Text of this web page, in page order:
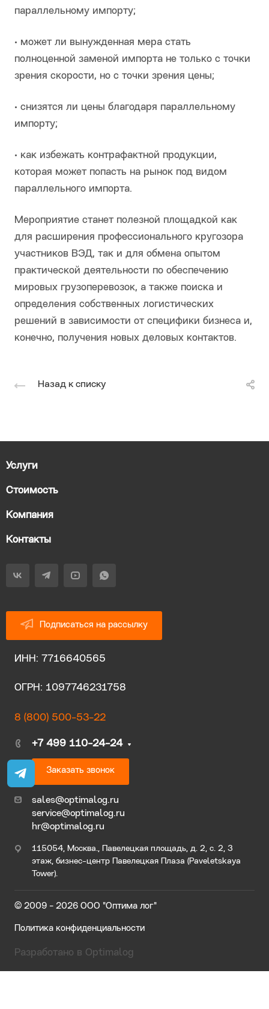
параллельному импорту;
• может ли вынужденная мера стать
полноценной заменой импорта не только с точки
зрения скорости, но с точки зрения цены;
• снизятся ли цены благодаря параллельному
импорту;
• как избежать контрафактной продукции,
которая может попасть на рынок под видом
параллельного импорта.
Мероприятие станет полезной площадкой как
для расширения профессионального кругозора
участников ВЭД, так и для обмена опытом
практической деятельности по обеспечению
мировых грузоперевозок, а также поиска и
определения собственных логистических
решений в зависимости от специфики бизнеса и,
конечно, получения новых деловых контактов.
Назад к списку
Услуги
Стоимость
Компания
Контакты
Подписаться на рассылку
ИНН: 7716640565
ОГРН: 1097746231758
8 (800) 500-53-22
+7 499 110-24-24
Заказать звонок
sales@optimalog.ru
service@optimalog.ru
hr@optimalog.ru
115054, Москва., Павелецкая площадь, д. 2, с. 2, 3
этаж, бизнес-центр Павелецкая Плаза (Paveletskaya
Tower).
© 2009 - 2026 ООО "Оптима лог"
Политика конфиденциальности
Разработано в Optimalog